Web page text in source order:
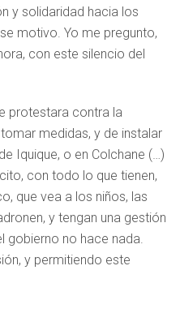
y solidaridad hacia los
motivo. Yo me pregunto,
con este silencio del
protestara contra la
medidas, y de instalar
Iquique, o en Colchane (…)
con todo lo que tienen,
que vea a los niños, las
y tengan una gestión
gobierno no hace nada.
y permitiendo este